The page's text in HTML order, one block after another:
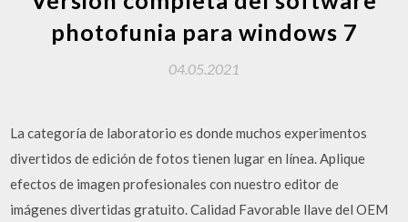
photofunia para windows 7
04.05.2021
La categoría de laboratorio es donde muchos experimentos
divertidos de edición de fotos tienen lugar en línea. Aplique
efectos de imagen profesionales con nuestro editor de
imágenes divertidas gratuito. Calidad Favorable llave del OEM